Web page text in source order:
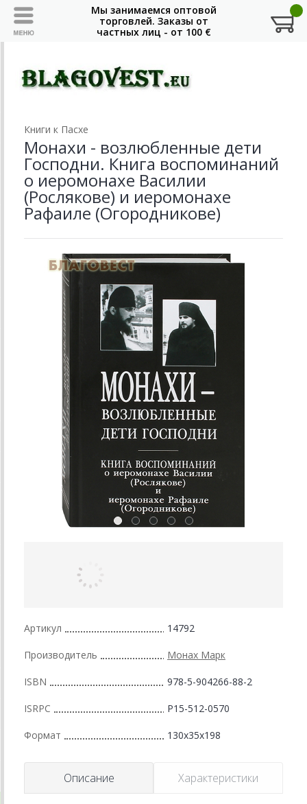
Книги к Пасхе
Монахи - возлюбленные дети
Господни. Книга воспоминаний
о иеромонахе Василии
(Рослякове) и иеромонахе
Рафаиле (Огородникове)
Артикул 14792
Производитель Монах Марк
ISBN 978-5-904266-88-2
ISRPC Р15-512-0570
Формат 130x35x198
Описание Характеристики